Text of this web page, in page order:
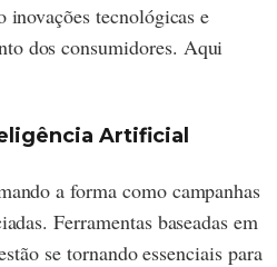
inovações tecnológicas e
dos consumidores. Aqui
Artificial
a forma como campanhas
Ferramentas baseadas em
se tornando essenciais para